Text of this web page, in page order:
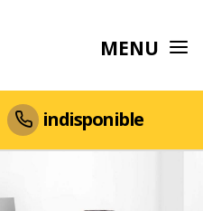
MENU
indisponible